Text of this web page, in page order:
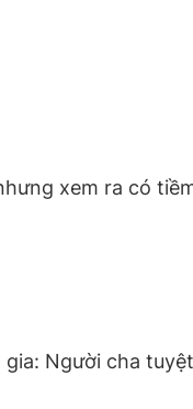
xem ra có
Người cha